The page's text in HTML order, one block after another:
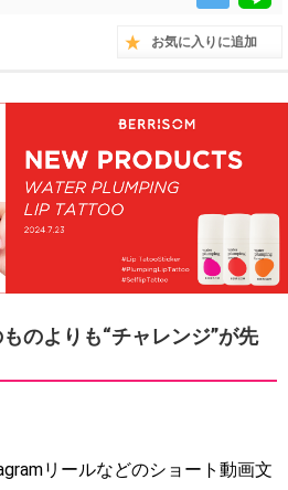
お気に入りに追加
のよりも“チャレンジ”が先
リールなどのショート動画文